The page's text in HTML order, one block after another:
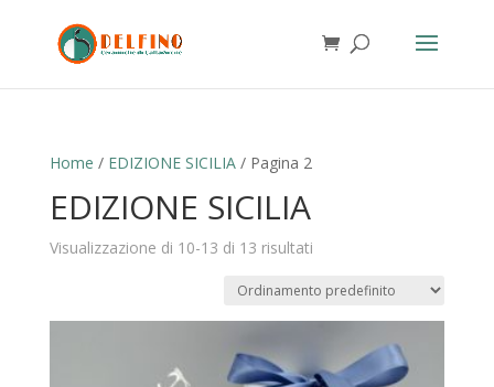
Home / EDIZIONE SICILIA/ Pagina 2
EDIZIONE SICILIA
Visualizzazione di 10-13 di 13 risultati